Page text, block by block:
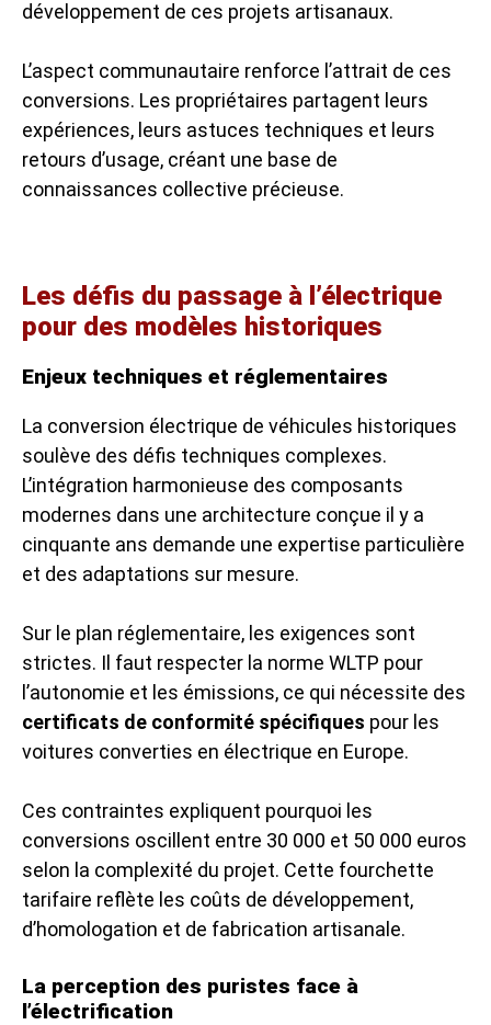
développement de ces projets artisanaux.
L’aspect communautaire renforce l’attrait de ces
conversions. Les propriétaires partagent leurs
expériences, leurs astuces techniques et leurs
retours d’usage, créant une base de
connaissances collective précieuse.
Les défis du passage à l’électrique
pour des modèles historiques
Enjeux techniques et réglementaires
La conversion électrique de véhicules historiques
soulève des défis techniques complexes.
L’intégration harmonieuse des composants
modernes dans une architecture conçue il y a
cinquante ans demande une expertise particulière
et des adaptations sur mesure.
Sur le plan réglementaire, les exigences sont
strictes. Il faut respecter la norme WLTP pour
l’autonomie et les émissions, ce qui nécessite des
certificats de conformité spécifiques pour les
voitures converties en électrique en Europe.
Ces contraintes expliquent pourquoi les
conversions oscillent entre 30 000 et 50 000 euros
selon la complexité du projet. Cette fourchette
tarifaire reflète les coûts de développement,
d’homologation et de fabrication artisanale.
La perception des puristes face à
l’électrification